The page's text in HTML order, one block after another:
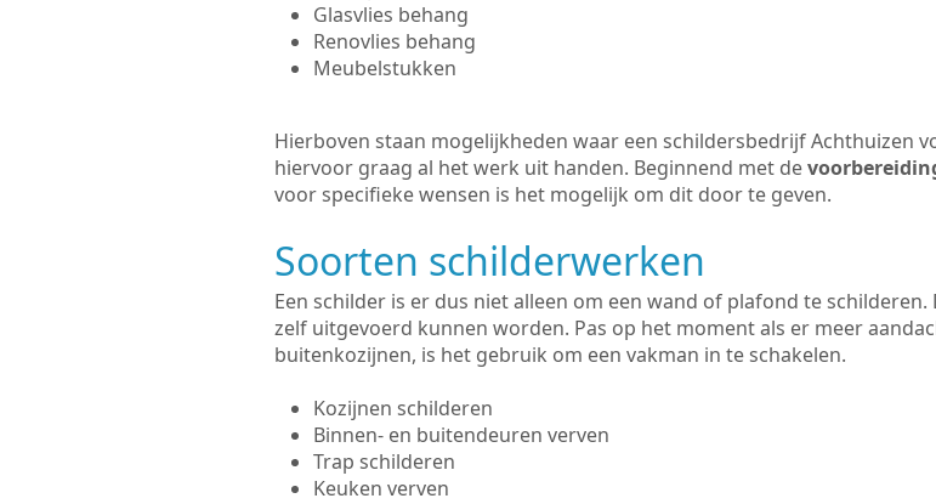
Glasvlies behang
Renovlies behang
Meubelstukken
Hierboven staan mogelijkheden waar een schildersbedrijf Achthuizen
hiervoor graag al het werk uit handen. Beginnend met de
voor specifieke wensen is het mogelijk om dit door te geven.
Soorten schilderwerken
Een schilder is er dus niet alleen om een wand of plafond te
zelf uitgevoerd kunnen worden. Pas op het moment als er meer
buitenkozijnen, is het gebruik om een vakman in te schakelen.
Kozijnen schilderen
Binnen- en buitendeuren verven
Trap schilderen
Keuken verven